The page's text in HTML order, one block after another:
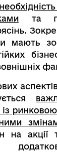
та
мають
аспектів,
із
на акції